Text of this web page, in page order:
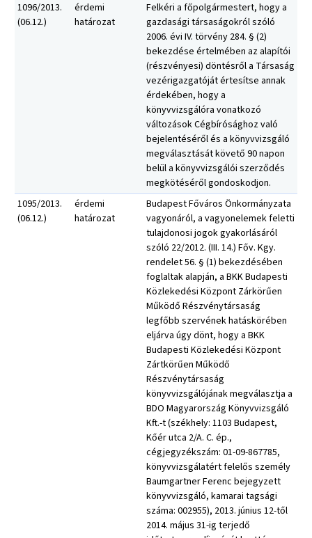
1096/2013.
(06.12.)
érdemi
határozat
Felkéri a főpolgármestert, hogy a
gazdasági társaságokról szóló
2006. évi IV. törvény 284. § (2)
bekezdése értelmében az alapítói
(részvényesi) döntésről a Társaság
vezérigazgatóját értesítse annak
érdekében, hogy a
könyvvizsgálóra vonatkozó
változások Cégbírósághoz való
bejelentéséről és a könyvvizsgáló
megválasztását követő 90 napon
belül a könyvvizsgálói szerződés
megkötéséről gondoskodjon.
1095/2013.
(06.12.)
érdemi
határozat
Budapest Főváros Önkormányzata
vagyonáról, a vagyonelemek feletti
tulajdonosi jogok gyakorlásáról
szóló 22/2012. (III. 14.) Főv. Kgy.
rendelet 56. § (1) bekezdésében
foglaltak alapján, a BKK Budapesti
Közlekedési Központ Zárkörűen
Működő Részvénytársaság
legfőbb szervének hatáskörében
eljárva úgy dönt, hogy a BKK
Budapesti Közlekedési Központ
Zártkörűen Működő
Részvénytársaság
könyvvizsgálójának megválasztja a
BDO Magyarország Könyvvizsgáló
Kft.-t (székhely: 1103 Budapest,
Kőér utca 2/A. C. ép.,
cégjegyzékszám: 01-09-867785,
könyvvizsgálatért felelős személy
Baumgartner Ferenc bejegyzett
könyvvizsgáló, kamarai tagsági
száma: 002955), 2013. június 12-től
2014. május 31-ig terjedő